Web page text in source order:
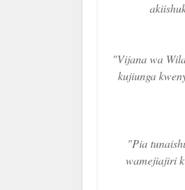
"Vijana wa
kujiunga
"Pia
wamejiajiri